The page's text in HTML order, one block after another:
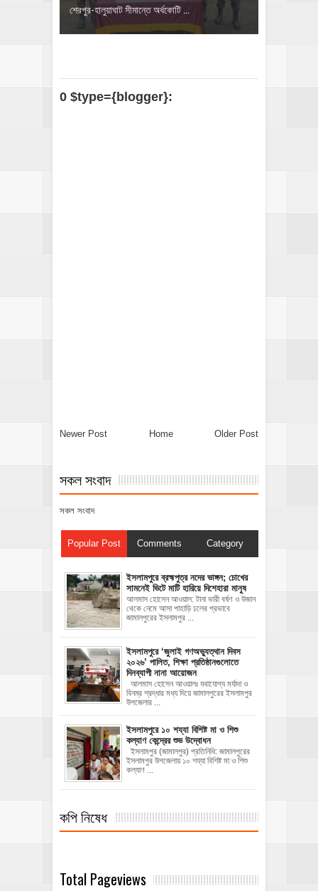
শেরপুর-হালুয়াঘাট সীমান্তে অর্ধকোটি ...
0 $type={blogger}:
Newer Post Older Post
Home
সকল সংবাদ
সকল সংবাদ
Popular Post Comments Category
ইসলামপুরে ব্রহ্মপুত্র নদের ভাঙ্গন; চোখের
সামনেই ভিটে মাটি হারিয়ে দিশেহারা মানুষ
আলমাস হোসেন আওয়াল: টানা ভারী বর্ষণ ও উজান
থেকে নেমে আসা পাহাড়ি ঢলের প্রভাবে
জামালপুরের ইসলামপুর ...
‎ইসলামপুরে ‘জুলাই গণঅভ্যুত্থান দিবস
২০২৬’ পালিত, শিক্ষা প্রতিষ্ঠানগুলোতে
দিনব্যাপী নানা আয়োজন
‎​আলমাস হোসেন আওয়ালঃ‎ ‎​যথাযোগ্য মর্যাদা ও
বিনম্র শ্রদ্ধার মধ্য দিয়ে জামালপুরের ইসলামপুর
উপজেলার ...
ইসলামপুরে ১০ শয্যা বিশিষ্ট মা ও শিশু
কল্যাণ কেন্দ্রের শুভ উদ্বোধন
ইসলামপুর (জামালপুর) প্রতিনিধি: জামালপুরের
ইসলামপুর উপজেলায় ১০ শয্যা বিশিষ্ট মা ও শিশু
কল্যাণ ...
কপি নিষেধ
Total Pageviews